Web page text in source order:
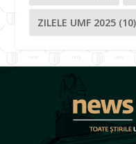
ZILELE UMF 2025 (10)